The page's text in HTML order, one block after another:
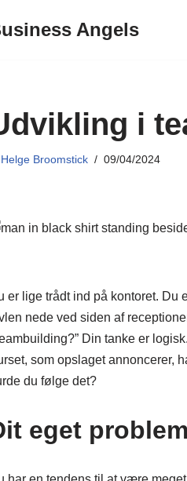
Angels
i
Helge Broomstick 09/04/2024
er lige trådt ind på kontoret.
nede ved siden af
Din tanke er
som opslaget annoncerer,
du følge det?
eget problem